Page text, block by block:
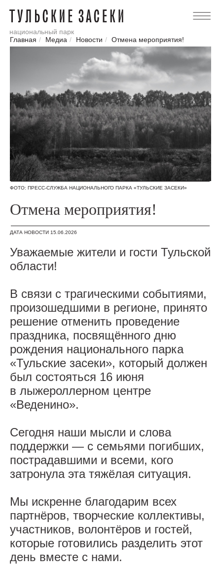
национальный парк
Главная / Медиа / Новости / Отмена мероприятия!
ФОТО: ПРЕСС-СЛУЖБА НАЦИОНАЛЬНОГО ПАРКА «ТУЛЬСКИЕ ЗАСЕКИ»
Отмена мероприятия!
ДАТА НОВОСТИ 15.06.2026
Уважаемые жители и гости Тульской
области!
В связи с трагическими событиями,
произошедшими в регионе, принято
решение отменить проведение
праздника, посвящённого дню
рождения национального парка
«Тульские засеки», который должен
был состояться 16 июня
в лыжероллерном центре
«Веденино».
Сегодня наши мысли и слова
поддержки — с семьями погибших,
пострадавшими и всеми, кого
затронула эта тяжёлая ситуация.
Мы искренне благодарим всех
партнёров, творческие коллективы,
участников, волонтёров и гостей,
которые готовились разделить этот
день вместе с нами.